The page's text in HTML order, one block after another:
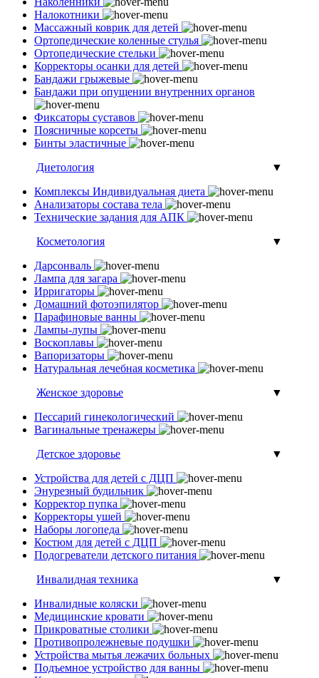
Налокотники
Массажный коврик для детей
Ортопедические коленные стулья
Ортопедические стельки
Корректоры осанки для детей
Бандажи грыжевые
Бандажи при опущении внутренних органов
Фиксаторы суставов
Поясничные корсеты
Бинты эластичные
Диетология
▼
Комплексы Индивидуальная диета
Анализаторы состава тела
Технические задания для АПК
Косметология
▼
Дарсонваль
Лампа для загара
Ирригаторы
Домашний фотоэпилятор
Парафиновые ванны
Лампы-лупы
Воскоплавы
Вапоризаторы
Натуральная лечебная косметика
Женское здоровье
▼
Пессарий гинекологический
Вагинальные тренажеры
Детское здоровье
▼
Устройства для детей с ДЦП
Энурезный будильник
Корректор пупка
Корректоры ушей
Наборы логопеда
Костюм для детей с ДЦП
Подогреватели детского питания
Инвалидная техника
▼
Инвалидные коляски
Медицинские кровати
Прикроватные столики
Противопролежневые подушки
Устройства мытья лежачих больных
Подъемное устройство для ванны